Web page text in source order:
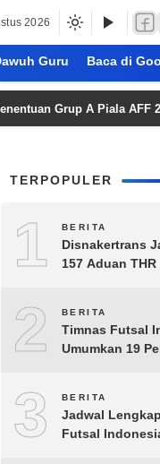
2026
Guru Baca di
A Piala AFF 2026: Tiket
TERPOPULER
1 BERITA
Disnakertrans
157 Aduan
2 BERITA
Timnas Futsal
Umumkan 19
3 BERITA
Jadwal
Futsal